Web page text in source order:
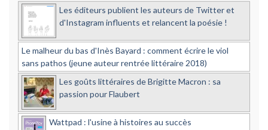
Les éditeurs publient les auteurs de Twitter et
d'Instagram influents et relancent la poésie !
Le malheur du bas d'Inès Bayard : comment écrire le viol
sans pathos (jeune auteur rentrée littéraire 2018)
Les goûts littéraires de Brigitte Macron : sa
passion pour Flaubert
Wattpad : l'usine à histoires au succès